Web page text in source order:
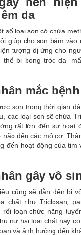
da
số loại son có chứa
giúp cho son bám vào
tượng dị ứng cho
thể bị bong tróc da,
mắc
son trong thời gian
các loại son sẽ chứa
rất lớn đến sự hoạt
não đến các mô cơ.
đến hoạt động của tim
gây vô
cũng sẽ dẫn đến bị
chất như Triclosan,
rối loạn chức năng
nữ hai loại chất này
và ảnh hưởng đến